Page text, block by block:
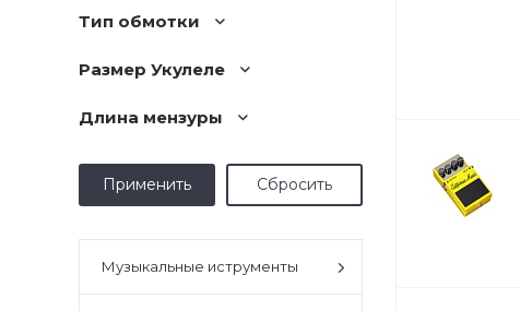
Тип обмотки
Размер Укулеле
Длина мензуры
Музыкальные иструменты